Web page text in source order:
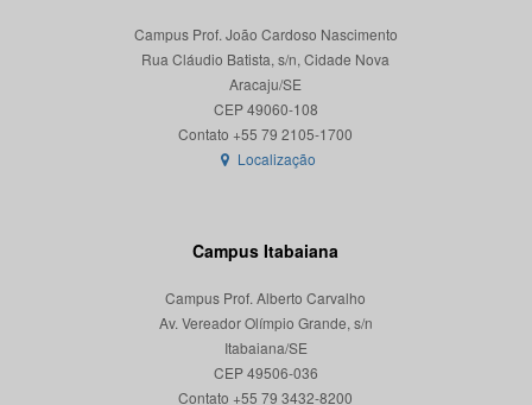
Campus Prof. João Cardoso Nascimento
Rua Cláudio Batista, s/n, Cidade Nova
Aracaju/SE
CEP 49060-108
Localização
Campus Itabaiana
Campus Prof. Alberto Carvalho
Av. Vereador Olímpio Grande, s/n
Itabaiana/SE
CEP 49506-036